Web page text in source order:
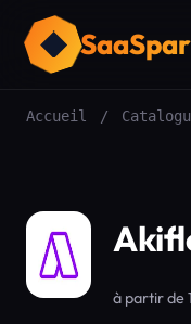
Accueil /
à partir de